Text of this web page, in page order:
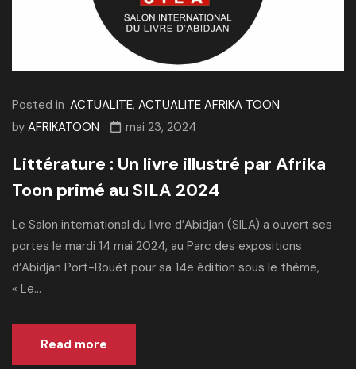
Posted in ACTUALITE, ACTUALITE AFRIKA TOON
by AFRIKATOON mai 23, 2024
Littérature : Un livre illustré par Afrika
Toon primé au SILA 2024
Le Salon international du livre d’Abidjan (SILA) a ouvert ses
portes le mardi 14 mai 2024, au Parc des expositions
d’Abidjan Port-Bouët pour sa 14e édition sous le thème,
« Le...
Read more